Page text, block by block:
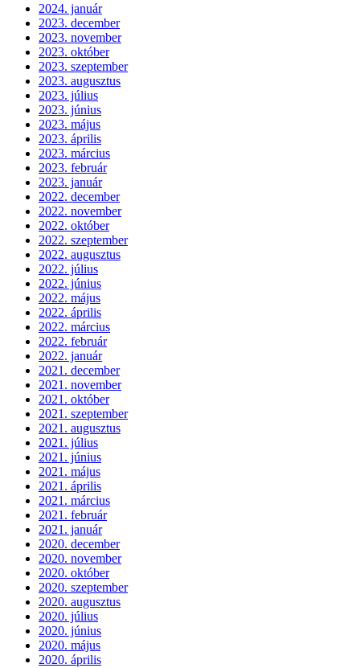
2024. január
2023. december
2023. november
2023. október
2023. szeptember
2023. augusztus
2023. július
2023. június
2023. május
2023. április
2023. március
2023. február
2023. január
2022. december
2022. november
2022. október
2022. szeptember
2022. augusztus
2022. július
2022. június
2022. május
2022. április
2022. március
2022. február
2022. január
2021. december
2021. november
2021. október
2021. szeptember
2021. augusztus
2021. július
2021. június
2021. május
2021. április
2021. március
2021. február
2021. január
2020. december
2020. november
2020. október
2020. szeptember
2020. augusztus
2020. július
2020. június
2020. május
2020. április